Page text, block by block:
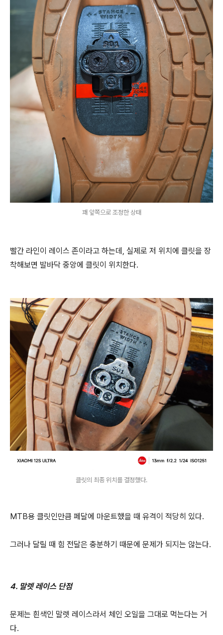
꽤 앞쪽으로 조정한 상태
빨간 라인이 레이스 존이라고 하는데, 실제로 저 위치에 클릿을 장
착해보면 발바닥 중앙에 클릿이 위치한다.
클릿의 최종 위치를 결정했다.
MTB용 클릿인만큼 페달에 마운트했을 때 유격이 적당히 있다.
그러나 달릴 때 힘 전달은 충분하기 때문에 문제가 되지는 않는다.
4. 말렛 레이스 단점
문제는 흰색인 말렛 레이스라서 체인 오일을 그대로 먹는다는 거
다.